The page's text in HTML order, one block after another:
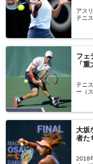
アス
テニ
て、
カル
地智
フェ
「
テニ
ー（
フェ
ら顕
（文
大坂
者た
2018